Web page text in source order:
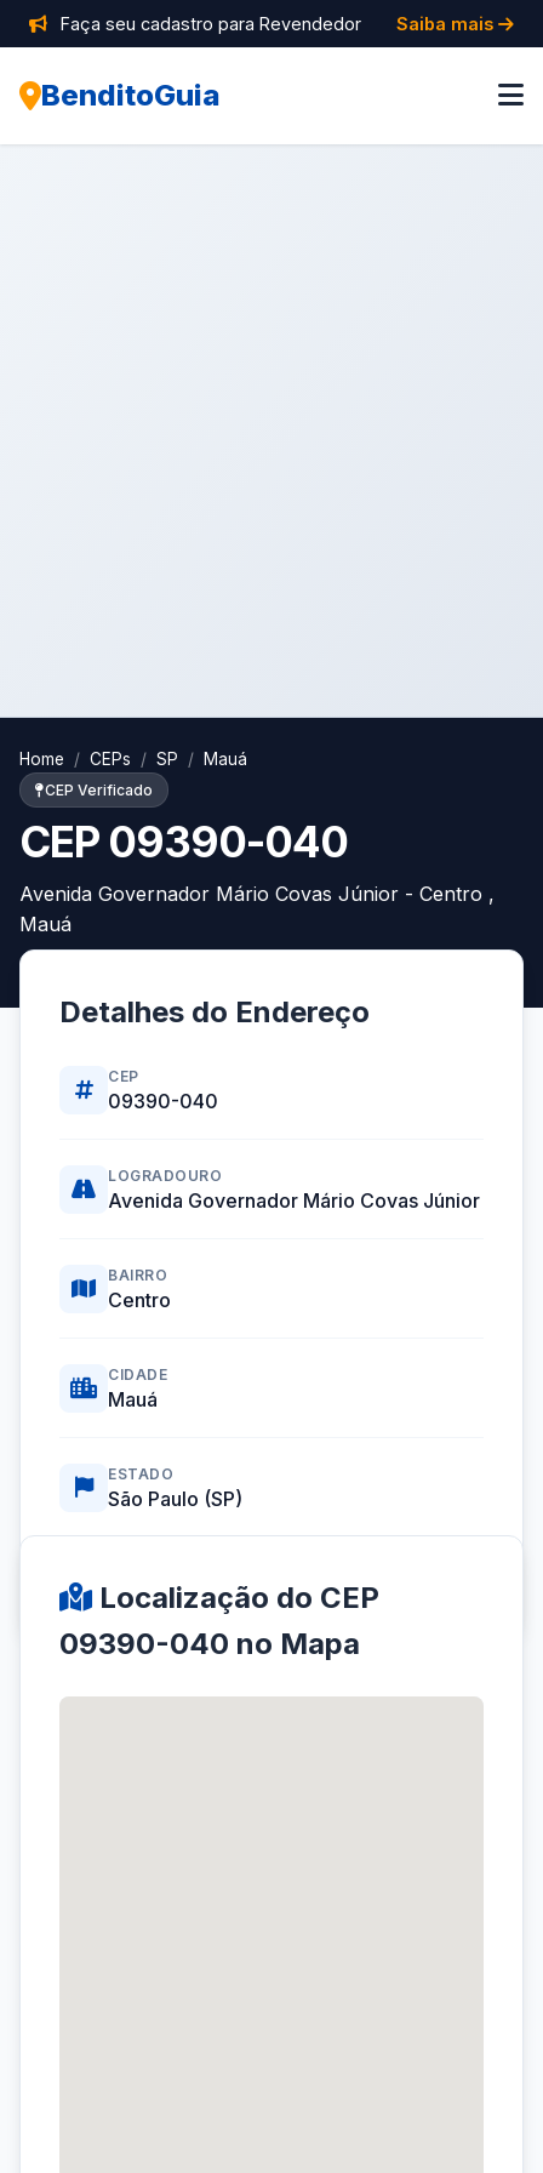
Faça seu cadastro para Revendedor Saiba mais
BenditoGuia
Home CEPs SP Mauá
CEP Verificado
CEP 09390-040
Avenida Governador Mário Covas Júnior - Centro ,
Mauá
Detalhes do Endereço
CEP
09390-040
LOGRADOURO
Avenida Governador Mário Covas Júnior
BAIRRO
Centro
CIDADE
Mauá
ESTADO
São Paulo (SP)
Localização do CEP
09390-040 no Mapa